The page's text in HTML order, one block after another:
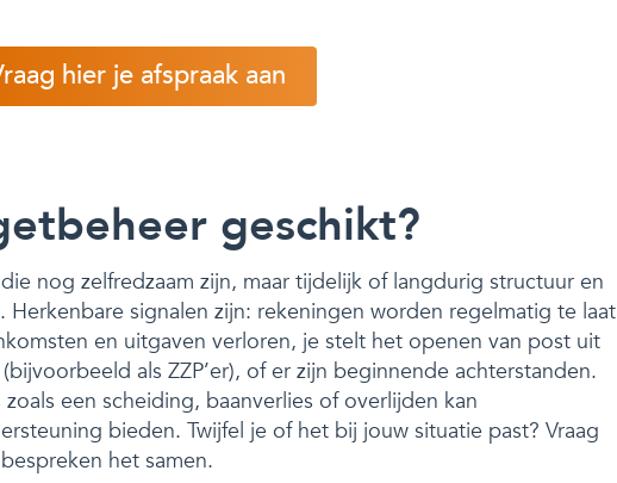
hier je afspraak aan
geschikt?
nog zelfredzaam zijn, maar tijdelijk of langdurig structuur en
signalen zijn: rekeningen worden regelmatig te laat
en uitgaven verloren, je stelt het openen van post uit
als ZZP’er), of er zijn beginnende achterstanden.
een scheiding, baanverlies of overlijden kan
bieden. Twijfel je of het bij jouw situatie past? Vraag
het samen.